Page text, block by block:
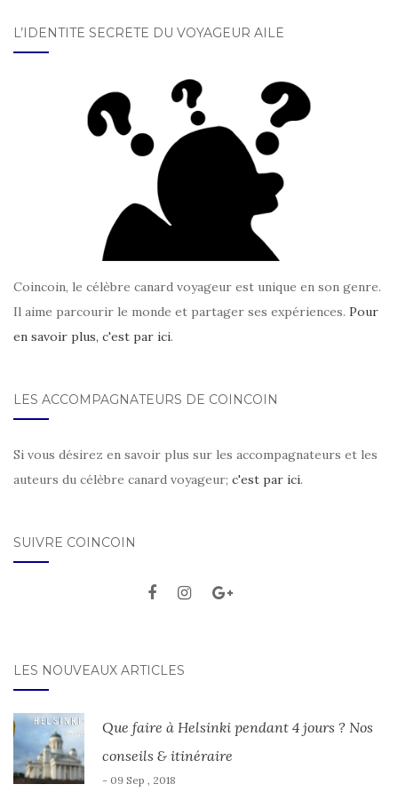
L’IDENTITÉ SECRÈTE DU VOYAGEUR AILÉ
Coincoin, le célèbre canard voyageur est unique en son genre.
Il aime parcourir le monde et partager ses expériences. Pour
en savoir plus, c'est par ici.
LES ACCOMPAGNATEURS DE COINCOIN
Si vous désirez en savoir plus sur les accompagnateurs et les
auteurs du célèbre canard voyageur; c'est par ici.
SUIVRE COINCOIN
LES NOUVEAUX ARTICLES
Que faire à Helsinki pendant 4 jours ? Nos
conseils & itinéraire
- 09 Sep , 2018